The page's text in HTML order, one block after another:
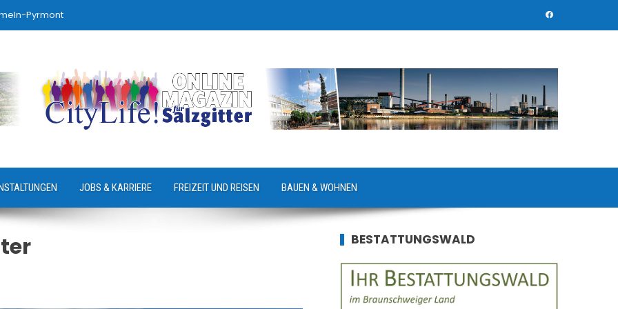
Pyrmont
JOBS & KARRIERE FREIZEIT UND REISEN BAUEN & WOHNEN
BESTATTUNGSWALD